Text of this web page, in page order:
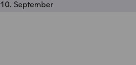
10. September